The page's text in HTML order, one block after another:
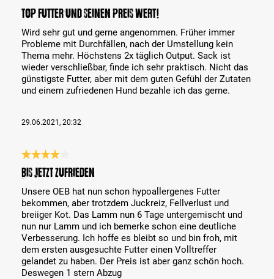
Bewertung mit 5 von 5 Sternen
TOP Futter und seinen Preis wert!
Wird sehr gut und gerne angenommen. Früher immer
Probleme mit Durchfällen, nach der Umstellung kein
Thema mehr. Höchstens 2x täglich Output. Sack ist
wieder verschließbar, finde ich sehr praktisch. Nicht das
günstigste Futter, aber mit dem guten Gefühl der Zutaten
und einem zufriedenen Hund bezahle ich das gerne.
29.06.2021, 20:32
Bewertung mit 4 von 5 Sternen
Bis jetzt zufrieden
Unsere OEB hat nun schon hypoallergenes Futter
bekommen, aber trotzdem Juckreiz, Fellverlust und
breiiger Kot. Das Lamm nun 6 Tage untergemischt und
nun nur Lamm und ich bemerke schon eine deutliche
Verbesserung. Ich hoffe es bleibt so und bin froh, mit
dem ersten ausgesuchte Futter einen Volltreffer
gelandet zu haben. Der Preis ist aber ganz schön hoch.
Deswegen 1 stern Abzug